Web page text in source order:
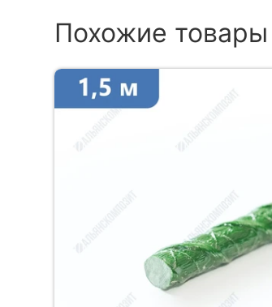
Похожие товары